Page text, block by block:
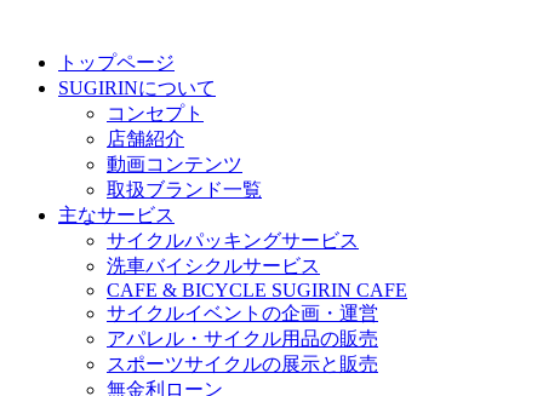
トップページ
SUGIRINについて
コンセプト
店舗紹介
動画コンテンツ
取扱ブランド一覧
主なサービス
サイクルパッキングサービス
洗車バイシクルサービス
CAFE & BICYCLE SUGIRIN CAFE
サイクルイベントの企画・運営
アパレル・サイクル用品の販売
スポーツサイクルの展示と販売
無金利ローン